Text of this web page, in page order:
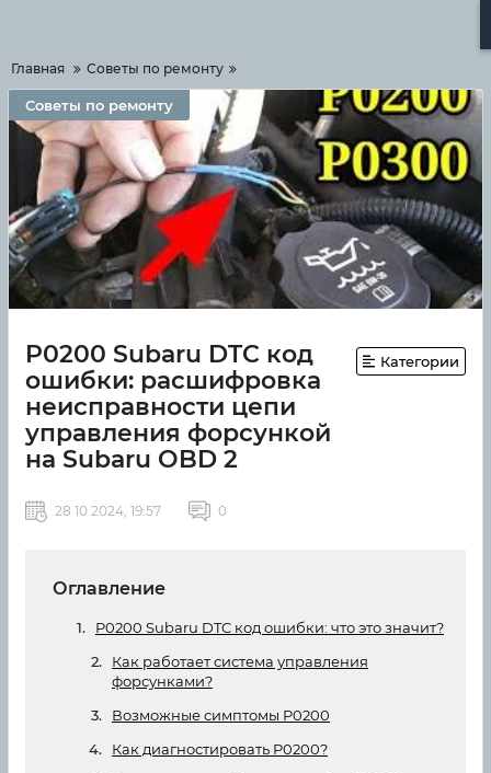
Главная Советы по ремонту
Советы по ремонту
P0200 Subaru DTC код
ошибки: расшифровка
неисправности цепи
управления форсункой
на Subaru OBD 2
Категории
28 10 2024, 19:57 0
Оглавление
P0200 Subaru DTC код ошибки: что это значит?
Как работает система управления
форсунками?
Возможные симптомы P0200
Как диагностировать P0200?